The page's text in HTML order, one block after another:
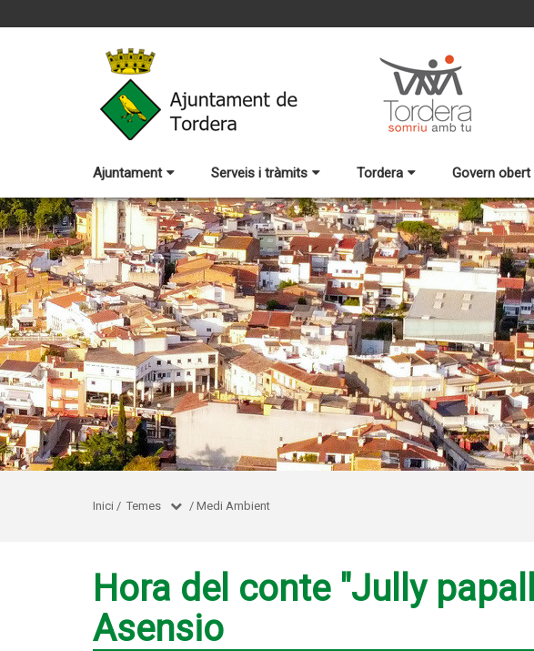
Ajuntament Serveis i tràmits Tordera Govern obert
Inici / Temes / Medi Ambient
Hora del conte "Jully
Asensio